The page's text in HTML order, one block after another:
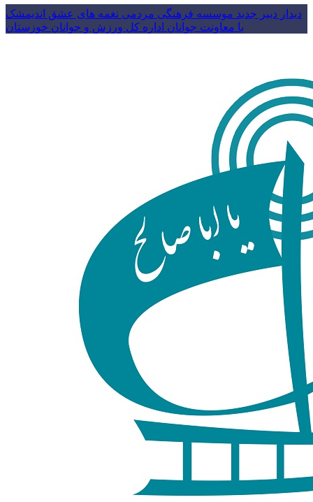
دیدار دبیر جدید موسسه فرهنگی مردمی نغمه های عشق اندیمشک
با معاونت جوانان اداره کل ورزش و جوانان خوزستان